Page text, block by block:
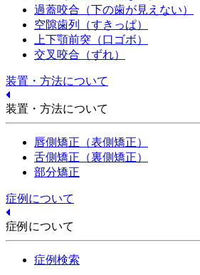
過蓋咬合（下の歯が見えない）
空隙歯列（すきっぱ）
上下顎前突（口ゴボ）
交叉咬合（ずれ）
装置・方法について
装置・方法について
唇側矯正（表側矯正）
舌側矯正（裏側矯正）
部分矯正
症例について
症例について
症例検索